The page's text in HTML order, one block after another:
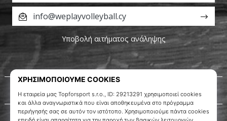
Σχετικά μ' εμάς
Εξυπηρέτηση πελατών
info@weplayvolleyball.cy
Υποβολή αιτήματος ανάληψης